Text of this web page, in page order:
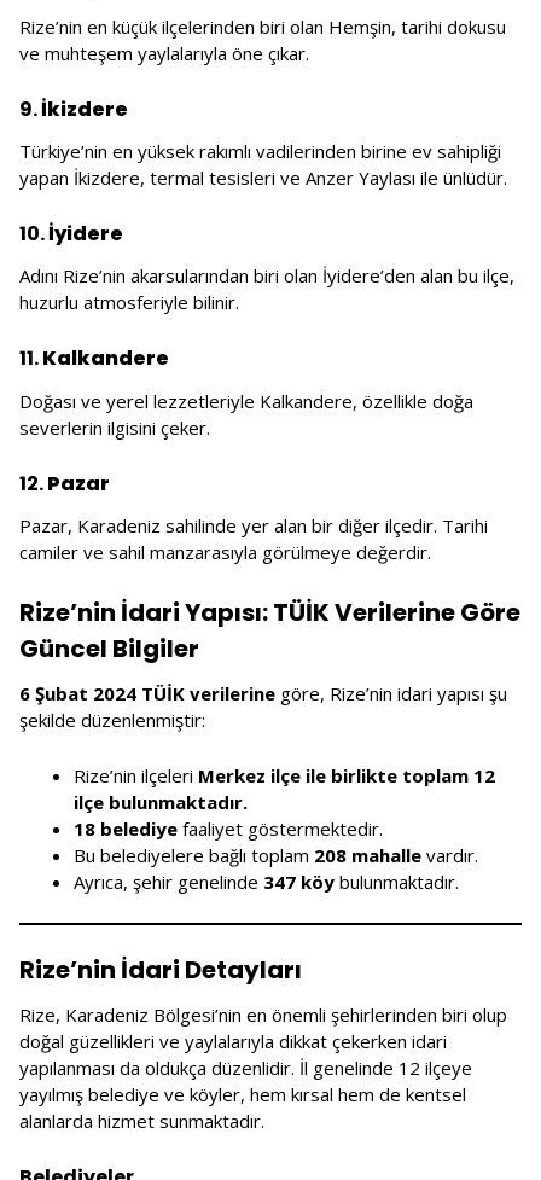
Rize’nin en küçük ilçelerinden biri olan Hemşin, tarihi dokusu
ve muhteşem yaylalarıyla öne çıkar.
9.İkizdere
Türkiye’nin en yüksek rakımlı vadilerinden birine ev sahipliği
yapan İkizdere, termal tesisleri ve Anzer Yaylası ile ünlüdür.
10.İyidere
Adını Rize’nin akarsularından biri olan İyidere’den alan bu ilçe,
huzurlu atmosferiyle bilinir.
11.Kalkandere
Doğası ve yerel lezzetleriyle Kalkandere, özellikle doğa
severlerin ilgisini çeker.
12.Pazar
Pazar, Karadeniz sahilinde yer alan bir diğer ilçedir. Tarihi
camiler ve sahil manzarasıyla görülmeye değerdir.
Rize’nin İdari Yapısı: TÜİK Verilerine Göre
Güncel Bilgiler
6 Şubat 2024 TÜİK verilerine göre, Rize’nin idari yapısı şu
şekilde düzenlenmiştir:
Rize’nin ilçeleri Merkez ilçe ile birlikte toplam 12
ilçe bulunmaktadır.
18 belediye faaliyet göstermektedir.
Bu belediyelere bağlı toplam 208 mahalle vardır.
Ayrıca, şehir genelinde 347 köy bulunmaktadır.
Rize’nin İdari Detayları
Rize, Karadeniz Bölgesi’nin en önemli şehirlerinden biri olup
doğal güzellikleri ve yaylalarıyla dikkat çekerken idari
yapılanması da oldukça düzenlidir. İl genelinde 12 ilçeye
yayılmış belediye ve köyler, hem kırsal hem de kentsel
alanlarda hizmet sunmaktadır.